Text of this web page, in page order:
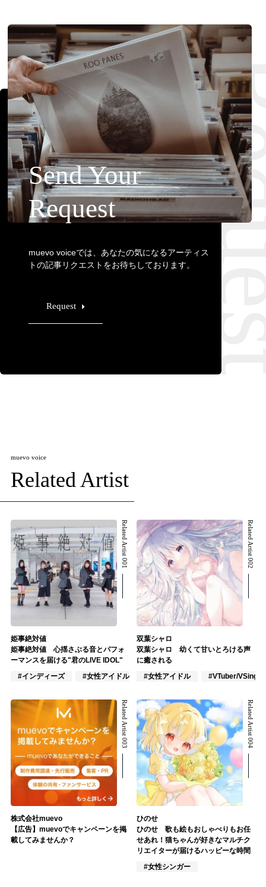
Send Your
Request
muevo voiceでは、あなたの気になるアーティス
トの記事リクエストをお待ちしております。
Request
muevo voice
Related Artist
Related Artist 001
姫事絶対値
姫事絶対値 心揺さぶる音とパフォ
ーマンスを届ける"君のLIVE IDOL"
#インディーズ
#女性アイドル #ポップス
Related Artist 002
双葉シャロ
双葉シャロ 幼くて甘いとろける声
に癒される
#女性アイドル
#VTuber/VSinger
Related Artist 003
株式会社muevo
【広告】muevoでキャンペーンを掲
載してみませんか？
Related Artist 004
ひのせ
ひのせ 歌も絵もおしゃべりもお任
せあれ！猫ちゃんが好きなマルチク
リエイターが届けるハッピーな時間
#女性シンガー